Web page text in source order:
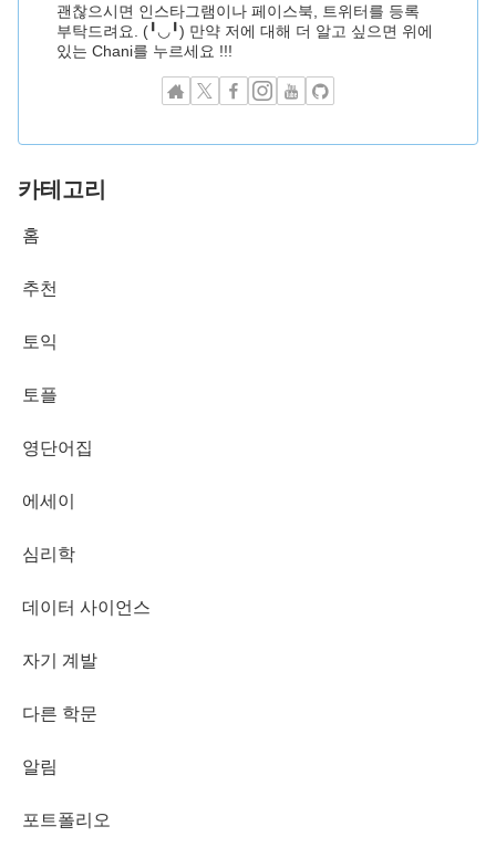
괜찮으시면 인스타그램이나 페이스북, 트위터를 등록
부탁드려요. (╹◡╹) 만약 저에 대해 더 알고 싶으면 위에
있는 Chani를 누르세요 !!!
카테고리
홈
추천
토익
토플
영단어집
에세이
심리학
데이터 사이언스
자기 계발
다른 학문
알림
포트폴리오